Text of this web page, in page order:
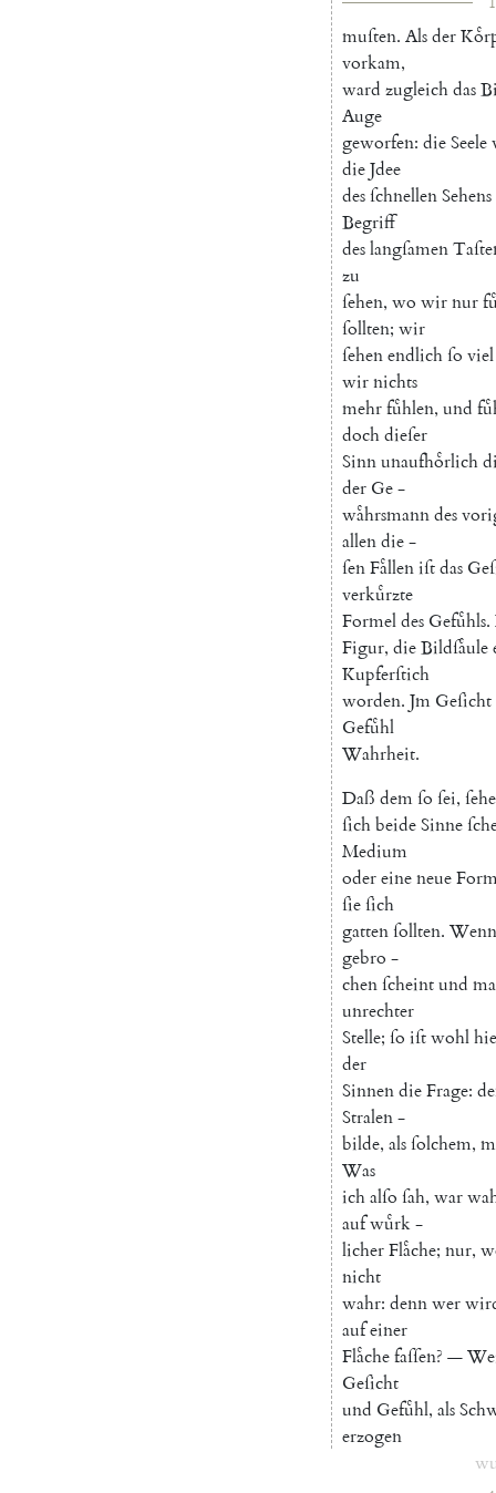
muſten. Alsder
vorkam,
ward zugleichdas
Auge
geworfen: dieSeele
dieJdee
desſchnellenSehens
Begriff
deslangſamen
zu
ſehen, wo wirnur
ſollten; wir
ſehenendlichſo viel
wirnichts
mehrfuͤhlen, und
dochdieſer
Sinnunaufhoͤrlich
der Ge-
waͤhrsmanndes
allendie-
ſenFaͤlleniſtdas
verkuͤrzte
Formeldes Gefuͤhls.
Figur, dieBildſaͤule
Kupferſtich
worden. Jm Geſicht
Gefuͤhl
Wahrheit.
Daß demſo ſei,
ſichbeideSinne
Medium
odereineneue
ſieſich
gattenſollten. Wenn
gebro -
chenſcheintund
unrechter
Stelle; ſo iſtwohl
der
SinnendieFrage:
Stralen-
bilde, alsſolchem,
Was
ichalſo ſah, war
aufwuͤrk-
licherFlaͤche; nur,
nicht
wahr: dennwer
aufeiner
Flaͤchefaſſen? —
Geſicht
und Gefuͤhl, als
erzogen